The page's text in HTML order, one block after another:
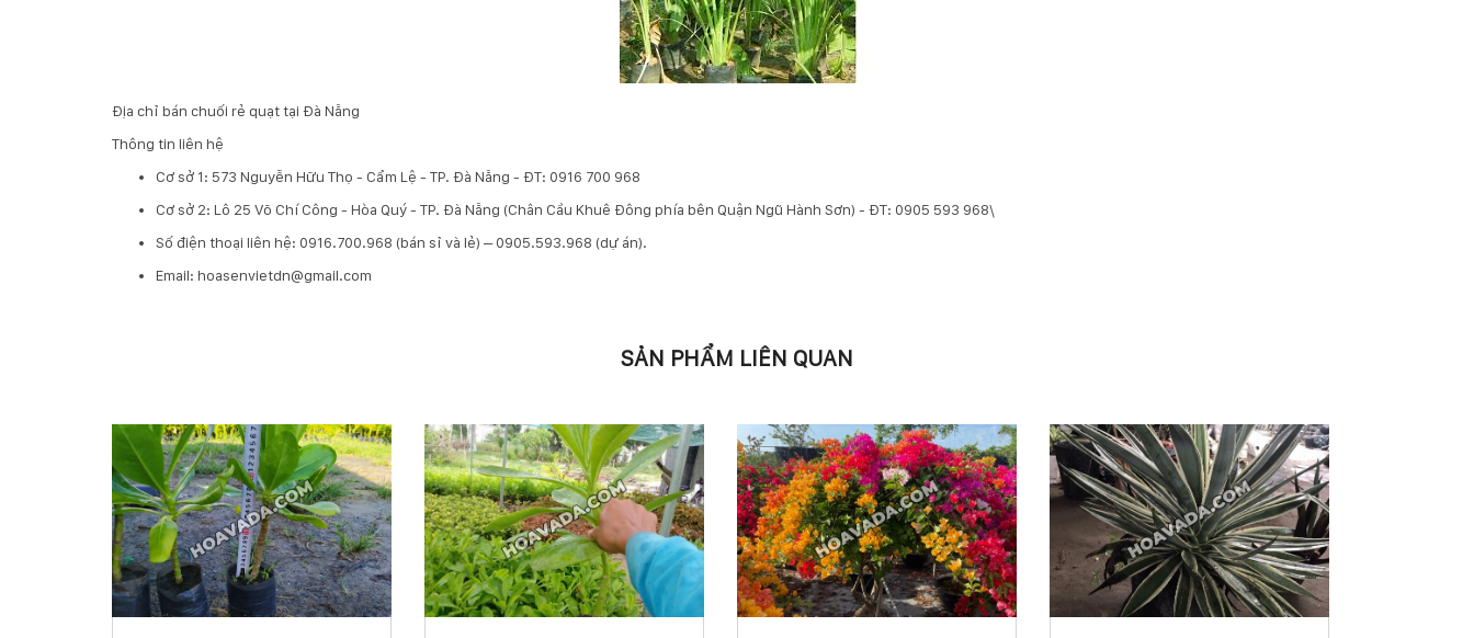
Địa chỉ bán chuối rẻ quạt tại Đà Nẵng
Thông tin liên hệ
Cơ sở 1: 573 Nguyễn Hữu Thọ - Cẩm Lệ - TP. Đà Nẵng - ĐT: 0916 700 968
Cơ sở 2: Lô 25 Võ Chí Công - Hòa Quý - TP. Đà Nẵng (Chân Cầu Khuê Đông phía bên Quận Ngũ Hành Sơn) - ĐT: 0905 593 968\
​Số điện thoại liên hệ: 0916.700.968 (bán sỉ và lẻ) – 0905.593.968 (dự án).
Email: hoasenvietdn@gmail.com
SẢN PHẨM LIÊN QUAN